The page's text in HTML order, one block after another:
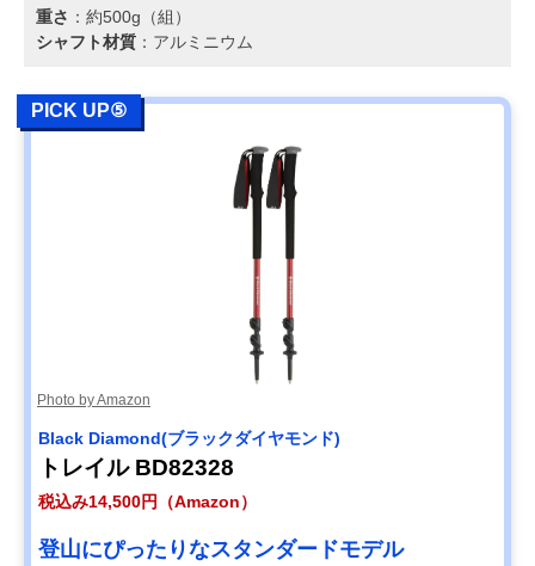
重さ ：約500g（組）
シャフト材質 ：アルミニウム
PICK UP⑤
Photo by Amazon
Black Diamond(ブラックダイヤモンド)
トレイル BD82328
税込み14,500円（Amazon）
登山にぴったりなスタンダードモデル